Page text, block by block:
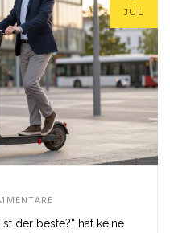
JUL
der beste?“ hat keine